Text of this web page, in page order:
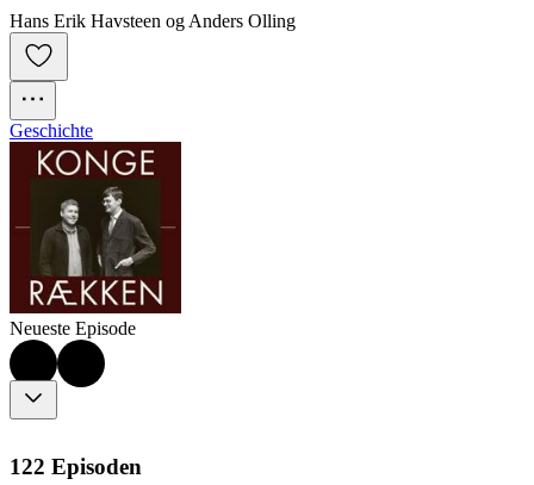
Hans Erik Havsteen og Anders Olling
Geschichte
Neueste Episode
122 Episoden